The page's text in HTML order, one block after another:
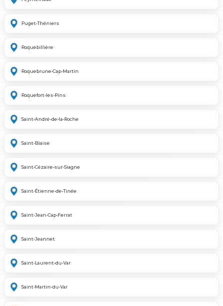
Puget-Théniers
Roquebillière
Roquebrune-Cap-Martin
Roquefort-les-Pins
Saint-André-de-la-Roche
Saint-Blaise
Saint-Cézaire-sur-Siagne
Saint-Étienne-de-Tinée
Saint-Jean-Cap-Ferrat
Saint-Jeannet
Saint-Laurent-du-Var
Saint-Martin-du-Var